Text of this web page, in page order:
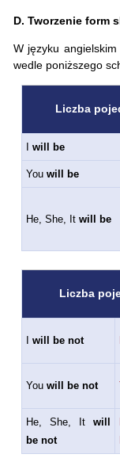
D. Tworzenie form
W języku
wedle poniższego
Liczba
Iwill be
Youwill be
He, She, Itwill be
Liczba
Iwill be not
Youwill be not
He, She, Itwill
be not